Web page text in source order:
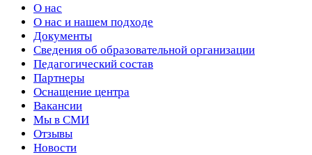
О нас
О нас и нашем подходе
Документы
Сведения об образовательной организации
Педагогический состав
Партнеры
Оснащение центра
Вакансии
Мы в СМИ
Отзывы
Новости